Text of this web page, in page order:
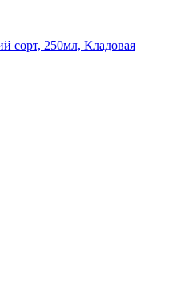
сорт, 250мл, Кладовая